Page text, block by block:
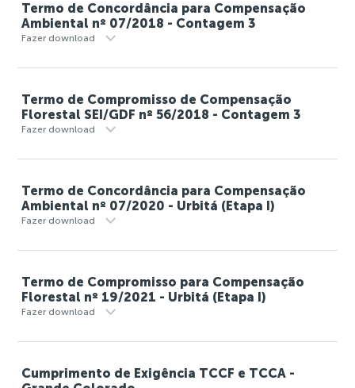
Termo de Concordância para Compensação
Ambiental nº 07/2018 - Contagem 3
Fazer download
Termo de Compromisso de Compensação
Florestal SEI/GDF nº 56/2018 - Contagem 3
Fazer download
Termo de Concordância para Compensação
Ambiental nº 07/2020 - Urbitá (Etapa I)
Fazer download
Termo de Compromisso para Compensação
Florestal nº 19/2021 - Urbitá (Etapa I)
Fazer download
Cumprimento de Exigência TCCF e TCCA -